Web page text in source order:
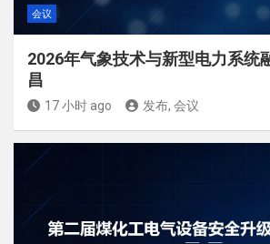
会议
2026年气象技术与新型电力系统
昌
17 小时 ago 发布, 会议